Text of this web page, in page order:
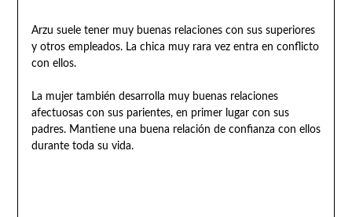
Arzu suele tener muy buenas relaciones con sus superiores
y otros empleados. La chica muy rara vez entra en conflicto
con ellos.
La mujer también desarrolla muy buenas relaciones
afectuosas con sus parientes, en primer lugar con sus
padres. Mantiene una buena relación de confianza con ellos
durante toda su vida.